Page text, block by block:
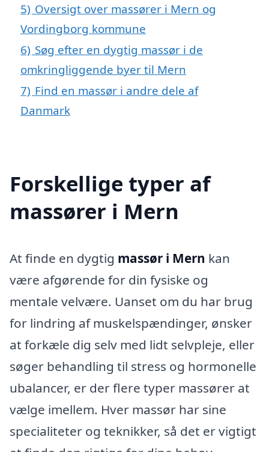
5) Oversigt over massører i Mern og
Vordingborg kommune
6) Søg efter en dygtig massør i de
omkringliggende byer til Mern
7) Find en massør i andre dele af
Danmark
Forskellige typer af
massører i Mern
At finde en dygtig massør i Mern kan
være afgørende for din fysiske og
mentale velvære. Uanset om du har brug
for lindring af muskelspændinger, ønsker
at forkæle dig selv med lidt selvpleje, eller
søger behandling til stress og hormonelle
ubalancer, er der flere typer massører at
vælge imellem. Hver massør har sine
specialiteter og teknikker, så det er vigtigt